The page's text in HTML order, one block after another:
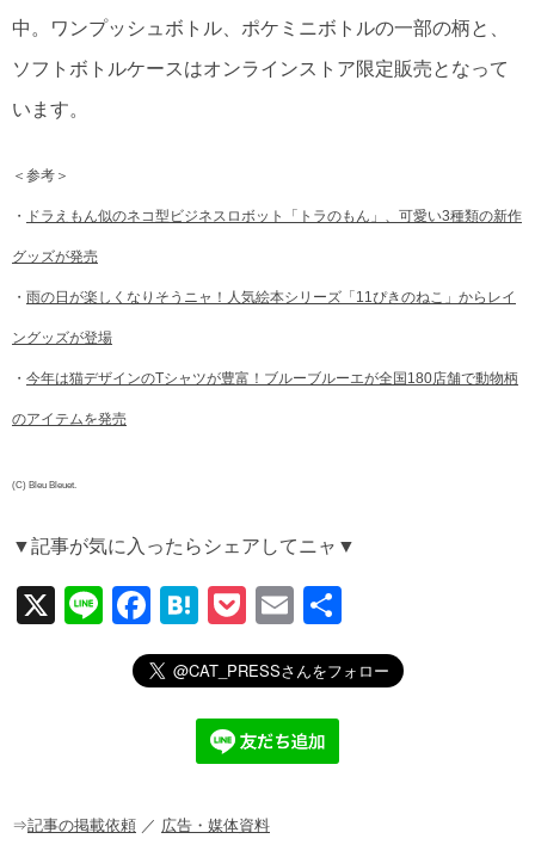
中。​ワンプッシュボトル、ポケミニボトルの一部の柄と、
ソフトボトルケースはオンラインストア限定販売となって
います。
＜参考＞
・ ドラえもん似のネコ型ビジネスロボット「トラのもん」、可愛い3種類の新作
グッズが発売
・ 雨の日が楽しくなりそうニャ！人気絵本シリーズ「11ぴきのねこ」からレイ
ングッズが登場
・ 今年は猫デザインのTシャツが豊富！ブルーブルーエが全国180店舗で動物柄
のアイテムを発売
(C) Bleu Bleuet.
▼記事が気に入ったらシェアしてニャ▼
X
Li
F
a
c
o
H
at
e
n
a
P
o
ck
et
E
m
ail
有
⇒記事の掲載依頼 ／ 広告・媒体資料